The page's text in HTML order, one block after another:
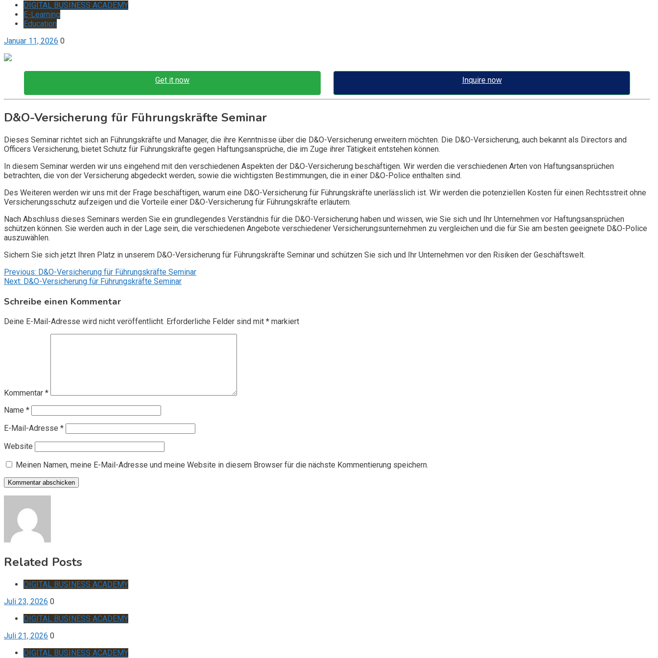
DIGITAL BUSINESS ACADEMY
E-Learning
Education
Januar 11, 2026 0
Get it now Inquire now
D&O-Versicherung für Führungskräfte Seminar
Dieses Seminar richtet sich an Führungskräfte und Manager, die ihre Kenntnisse über die D&O-Versicherung erweitern möchten. Die D&O-Versicherung, auch bekannt als Directors and
Officers Versicherung, bietet Schutz für Führungskräfte gegen Haftungsansprüche, die im Zuge ihrer Tätigkeit entstehen können.
In diesem Seminar werden wir uns eingehend mit den verschiedenen Aspekten der D&O-Versicherung beschäftigen. Wir werden die verschiedenen Arten von Haftungsansprüchen
betrachten, die von der Versicherung abgedeckt werden, sowie die wichtigsten Bestimmungen, die in einer D&O-Police enthalten sind.
Des Weiteren werden wir uns mit der Frage beschäftigen, warum eine D&O-Versicherung für Führungskräfte unerlässlich ist. Wir werden die potenziellen Kosten für einen Rechtsstreit ohne
Versicherungsschutz aufzeigen und die Vorteile einer D&O-Versicherung für Führungskräfte erläutern.
Nach Abschluss dieses Seminars werden Sie ein grundlegendes Verständnis für die D&O-Versicherung haben und wissen, wie Sie sich und Ihr Unternehmen vor Haftungsansprüchen
schützen können. Sie werden auch in der Lage sein, die verschiedenen Angebote verschiedener Versicherungsunternehmen zu vergleichen und die für Sie am besten geeignete D&O-Police
auszuwählen.
Sichern Sie sich jetzt Ihren Platz in unserem D&O-Versicherung für Führungskräfte Seminar und schützen Sie sich und Ihr Unternehmen vor den Risiken der Geschäftswelt.
Beitragsnavigation
Previous: D&O-Versicherung für Führungskräfte Seminar
Next: D&O-Versicherung für Führungskräfte Seminar
Schreibe einen Kommentar
Deine E-Mail-Adresse wird nicht veröffentlicht. Erforderliche Felder sind mit * markiert
Kommentar *
Name *
E-Mail-Adresse *
Website
Meinen Namen, meine E-Mail-Adresse und meine Website in diesem Browser für die nächste Kommentierung speichern.
Related Posts
DIGITAL BUSINESS ACADEMY
Juli 23, 2026 0
DIGITAL BUSINESS ACADEMY
Juli 21, 2026 0
DIGITAL BUSINESS ACADEMY